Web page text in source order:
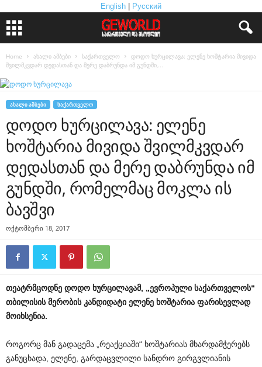
English Русский
Home ახალი ამბები საქართველო
დოდო ხურცილავა: ელენე ხოშტარია მივიდა
შვილმკვდარ დედასთან და მერე დაბრუნდა იმ გუნდში,...
ᲐᲮᲐᲚᲘ ᲐᲛᲑᲔᲑᲘ ᲡᲐᲥᲐᲠᲗᲕᲔᲚᲝ
დოდო ხურცილავა: ელენე
ხოშტარია მივიდა შვილმკვდარ
დედასთან და მერე დაბრუნდა იმ
გუნდში, რომელმაც მოკლა ის
ბავშვი
ოქტომბერი 18, 2017
თეატრმცოდნე დოდო ხურცილავამ, „ევროპული საქართველოს“
თბილისის მერობის კანდიდატი ელენე ხოშტარია ფარისევლად
მოიხსენია.
როგორც მან გადაცემა „რეაქციაში“ ხოშტარიას მხარდამჭერებს
განუცხადა, ელენე, გარდაცვლილი სანდრო გირგვლიანის